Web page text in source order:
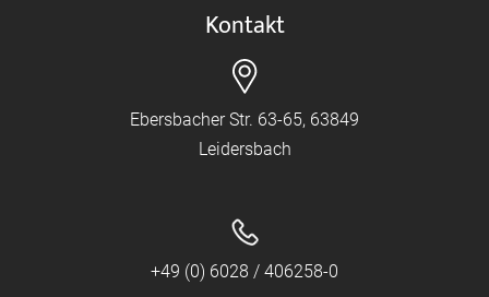
Kontakt
Ebersbacher Str. 63-65, 63849
Leidersbach
+49 (0) 6028 / 406258-0